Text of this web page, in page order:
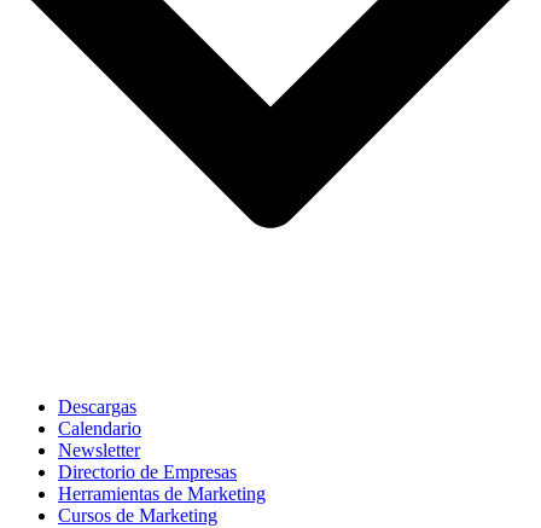
Descargas
Calendario
Newsletter
Directorio de Empresas
Herramientas de Marketing
Cursos de Marketing